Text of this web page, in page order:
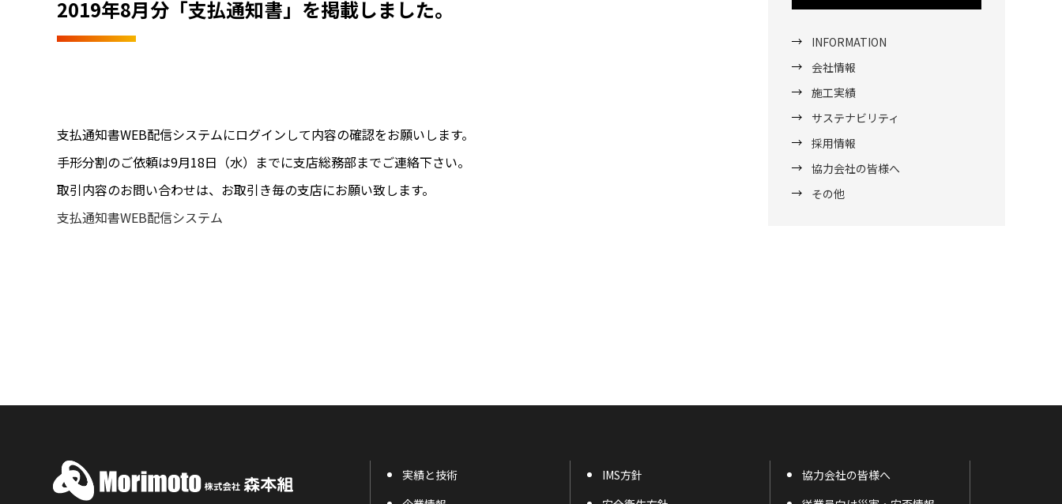
2019年8月分「支払通知書」を掲載しました。
支払通知書WEB配信システムにログインして内容の確認をお願いします。
手形分割のご依頼は9月18日（水）までに支店総務部までご連絡下さい。
取引内容のお問い合わせは、お取引き毎の支店にお願い致します。
支払通知書WEB配信システム
INFORMATION
会社情報
施工実績
サステナビリティ
採用情報
協力会社の皆様へ
その他
実績と技術
IMS方針
協力会社の皆様へ